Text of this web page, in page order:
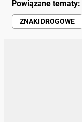
Powiązane tematy:
ZNAKI DROGOWE